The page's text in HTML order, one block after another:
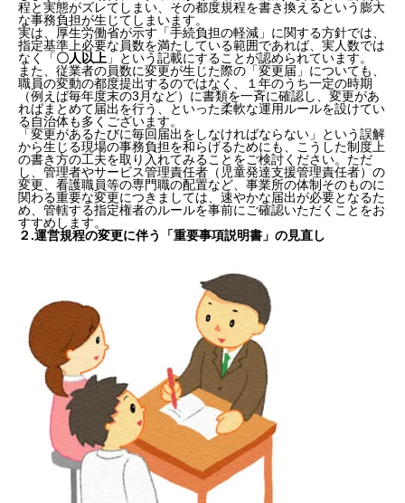
程と実態がズレてしまい、その都度規程を書き換えるという膨大
な事務負担が生じてしまいます。
実は、厚生労働省が示す「手続負担の軽減」に関する方針では、
指定基準上必要な員数を満たしている範囲であれば、実人数では
なく「〇人以上 」という記載にすることが認められています。
また、従業者の員数に変更が生じた際の「変更届」についても、
職員の変動の都度提出するのではなく、１年のうち一定の時期
（例えば毎年度末の3月など）に書類を一斉に確認し、変更があ
ればまとめて届出を行う、といった柔軟な運用ルールを設けてい
る自治体も多くございます。
「変更があるたびに毎回届出をしなければならない」という誤解
から生じる現場の事務負担を和らげるためにも、こうした制度上
の書き方の工夫を取り入れてみることをご検討ください。ただ
し、管理者やサービス管理責任者（児童発達支援管理責任者）の
変更、看護職員等の専門職の配置など、事業所の体制そのものに
関わる重要な変更につきましては、速やかな届出が必要となるた
め、管轄する指定権者のルールを事前にご確認いただくことをお
すすめします。
２.運営規程の変更に伴う「重要事項説明書」の見直し